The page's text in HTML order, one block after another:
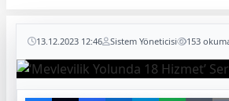
13.12.2023 12:46 Sistem Yöneticisi 153